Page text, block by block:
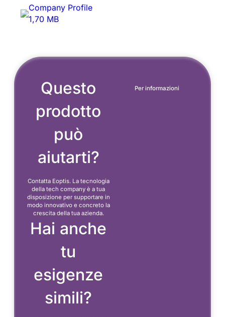
Company Profile
1,70 MB
Questo
prodotto
può
aiutarti?
Contatta Eoptis. La tecnologia
della tech company è a tua
disposizione per supportare in
modo innovativo e concreto la
crescita della tua azienda.
Hai anche
tu
esigenze
simili?
Per informazioni